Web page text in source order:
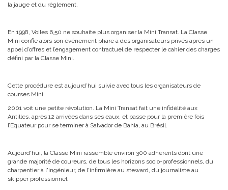
la jauge et du règlement.
En 1998, Voiles 6,50 ne souhaite plus organiser la Mini Transat. La Classe
Mini confie alors son événement phare à des organisateurs privés après un
appel d’offres et l’engagement contractuel de respecter le cahier des charges
défini par la Classe Mini.
Cette procédure est aujourd’hui suivie avec tous les organisateurs de
courses Mini.
2001 voit une petite révolution. La Mini Transat fait une infidélité aux
Antilles, après 12 arrivées dans ses eaux, et passe pour la première fois
l’Equateur pour se terminer à Salvador de Bahia, au Brésil.
Aujourd'hui, la Classe Mini rassemble environ 300 adhérents dont une
grande majorité de coureurs, de tous les horizons socio-professionnels, du
charpentier à l'ingénieur, de l'infirmière au steward, du journaliste au
skipper professionnel.